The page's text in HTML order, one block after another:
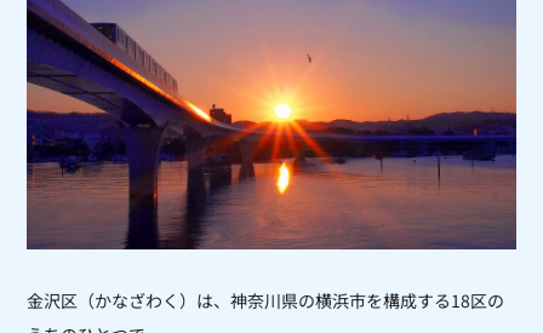
金沢区（かなざわく）は、神奈川県の横浜市を構成する18区の